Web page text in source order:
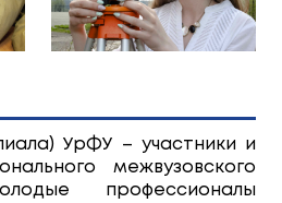
УрФУ – участники и
межвузовского
профессионалы